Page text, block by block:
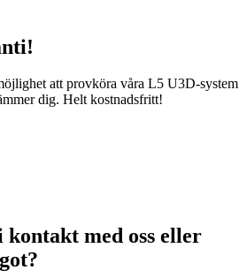
att provköra våra L5 U3D-system
dig. Helt kostnadsfritt!
med oss eller